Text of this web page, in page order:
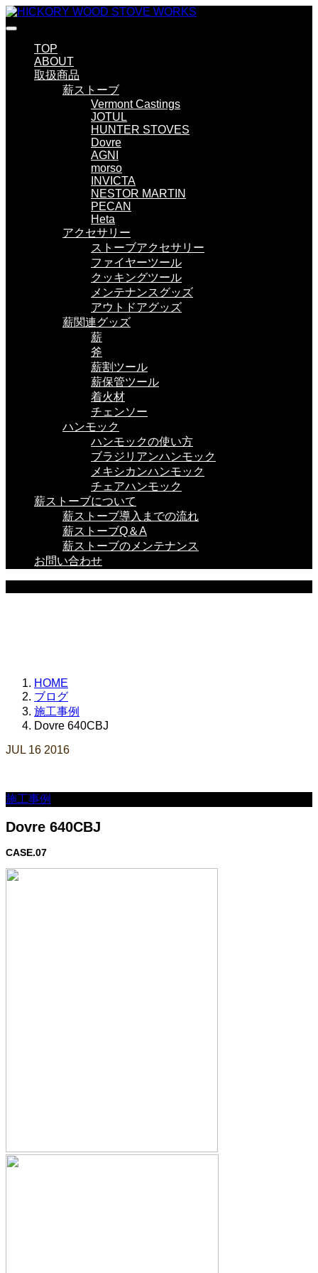
TOP
ABOUT
取扱商品
薪ストーブ
Vermont Castings
JOTUL
HUNTER STOVES
Dovre
AGNI
morso
INVICTA
NESTOR MARTIN
PECAN
Heta
アクセサリー
ストーブアクセサリー
ファイヤーツール
クッキングツール
メンテナンスグッズ
アウトドアグッズ
薪関連グッズ
薪
斧
薪割ツール
薪保管ツール
着火材
チェンソー
ハンモック
ハンモックの使い方
ブラジリアンハンモック
メキシカンハンモック
チェアハンモック
薪ストーブについて
薪ストーブ導入までの流れ
薪ストーブQ＆A
薪ストーブのメンテナンス
お問い合わせ
HOME
ブログ
施工事例
Dovre 640CBJ
JUL 16 2016
施工事例
Dovre 640CBJ
CASE.07